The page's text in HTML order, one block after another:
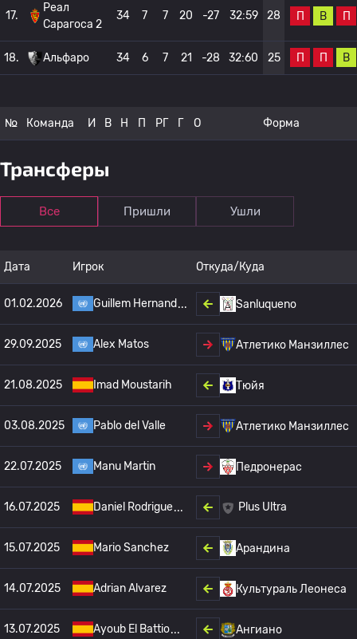
17.
Реал
Сарагоса 2
34 7 7 20 -27 32:59 28 П В П
18. Альфаро 34 6 7 21 -28 32:60 25 П П В
№ Команда И В Н П РГ Г О Форма
Трансферы
Все Пришли Ушли
Дата Игрок Откуда/Куда
01.02.2026 Guillem Hernand Sanluqueno
29.09.2025 Alex Matos Атлетико Манзиллес
21.08.2025 Imad Moustarih Тюйя
03.08.2025 Pablo del Valle Атлетико Манзиллес
22.07.2025 Manu Martin Педронерас
16.07.2025 Daniel Rodrigue Plus Ultra
15.07.2025 Mario Sanchez Арандина
14.07.2025 Adrian Alvarez Культураль Леонеса
13.07.2025 Ayoub El Battio Ангиано